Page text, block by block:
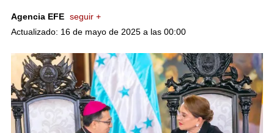
Agencia EFE seguir +
Actualizado: 16 de mayo de 2025 a las 00:00